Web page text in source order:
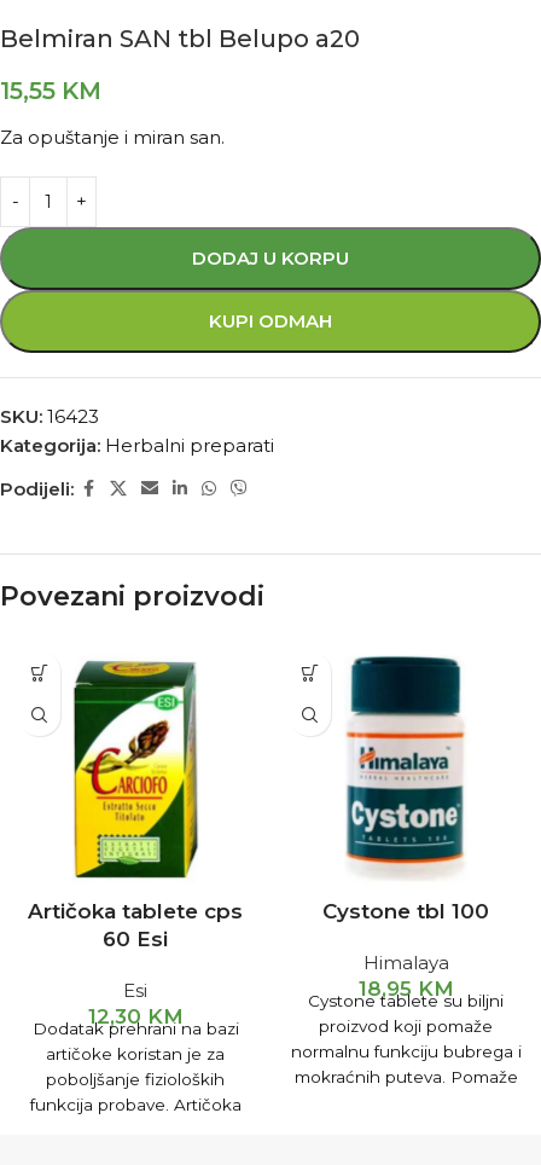
Belmiran SAN tbl Belupo a20
15,55 KM
Za opuštanje i miran san.
DODAJ U KORPU
KUPI ODMAH
SKU: 16423
Kategorija: Herbalni preparati
Podijeli:
Povezani proizvodi
Artičoka tablete cps
60 Esi
Esi
12,30 KM
Dodatak prehrani na bazi
artičoke koristan je za
poboljšanje fizioloških
funkcija probave. Artičoka
Cystone tbl 100
Himalaya
18,95 KM
Cystone tablete su biljni
proizvod koji pomaže
normalnu funkciju bubrega i
mokraćnih puteva. Pomaže